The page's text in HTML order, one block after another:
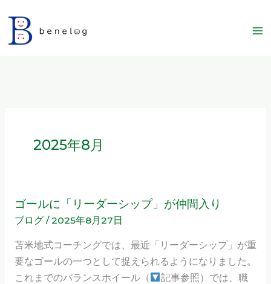
を
2025年8月
ゴールに「リーダーシップ」が仲間入り
ブログ/2025年8月27日
苫米地式コーチングでは、最近「リーダーシップ」が重
要なゴールの一つとして捉えられるようになりました。
これまでのバランスホイール（
記事参照）では、職
ゴ
ー
「リ